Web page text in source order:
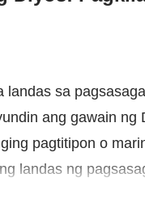
sa
ang gawain
pagtitipon o
landas ng
Kapanahunan ng